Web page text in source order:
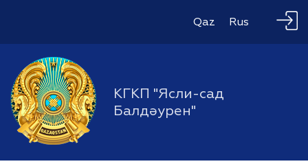
Qaz Rus
КГКП "Ясли-сад
Балдәурен"